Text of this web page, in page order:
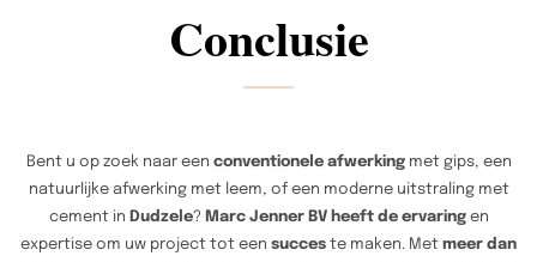
Conclusie
Bent u op zoek naar een conventionele afwerkingmet gips, een
natuurlijke afwerking met leem, of een moderne uitstraling met
cement in Dudzele? Marc Jenner BV heeft de ervaringen
expertise om uw project tot een succes te maken. Met meer dan